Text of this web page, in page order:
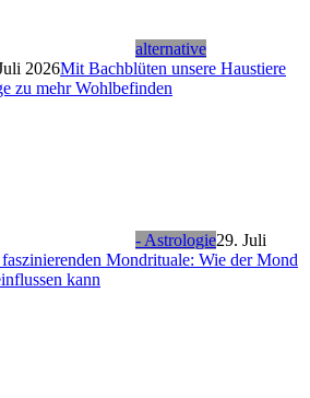
alternative
2026Mit Bachblüten unsere Haustiere
zu mehr Wohlbefinden
- Astrologie29. Juli
Mondrituale: Wie der Mond
kann